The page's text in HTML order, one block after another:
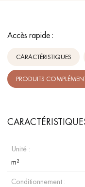
Accès rapide :
CARACTÉRISTIQUES
PRODUITS
Unité :
m²
Conditionnement :